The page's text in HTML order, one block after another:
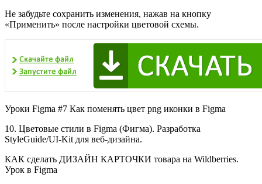
Не забудьте сохранить изменения, нажав на кнопку
«Применить» после настройки цветовой схемы.
Уроки Figma #7 Как поменять цвет png иконки в Figma
10. Цветовые стили в Figma (Фигма). Разработка
StyleGuide/UI-Kit для веб-дизайна.
КАК сделать ДИЗАЙН КАРТОЧКИ товара на Wildberries.
Урок в Figma